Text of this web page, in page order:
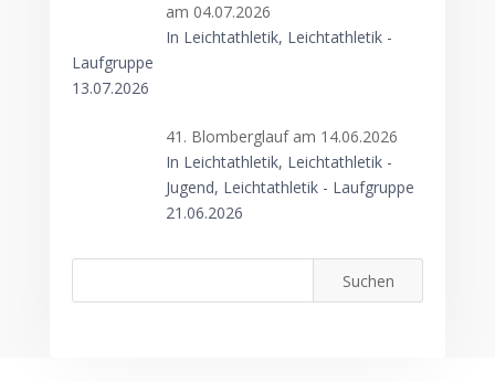
am 04.07.2026
In Leichtathletik, Leichtathletik -
Laufgruppe
13.07.2026
41. Blomberglauf am 14.06.2026
In Leichtathletik, Leichtathletik -
Jugend, Leichtathletik - Laufgruppe
21.06.2026